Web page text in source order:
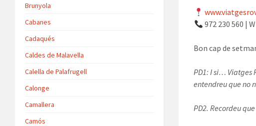
972 230 560 |
Bon cap de
PD1: I si… Viatges
entendreu que no
PD2. Recordeu
Brunyola
Cabanes
Cadaqués
Caldes de Malavella
Calella de Palafrugell
Calonge
Camallera
Camós